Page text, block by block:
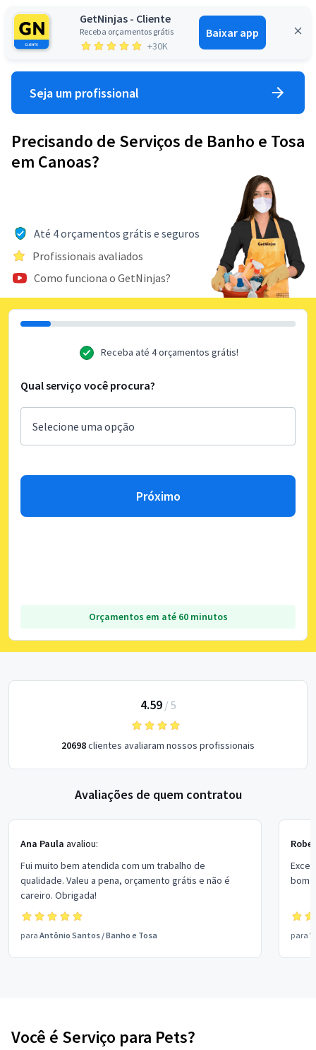
GetNinjas - Cliente
Receba orçamentos grátis
+30K
Baixar app
Entrar
Seja um profissional
Precisando de Serviços de Banho e Tosa
em Canoas?
Até 4 orçamentos grátis e seguros
Profissionais avaliados
Como funciona o GetNinjas?
Receba até 4 orçamentos grátis!
Qual serviço você procura?
Próximo
Orçamentos em até 60 minutos
4.59/ 5
20698clientes avaliaram nossos profissionais
Avaliações de quem contratou
Ana Paula avaliou:
Fui muito bem atendida com um trabalho de
qualidade. Valeu a pena, orçamento grátis e não é
careiro. Obrigada!
para Antônio Santos /Banho e Tosa
bom
para
Você é Serviço para Pets?